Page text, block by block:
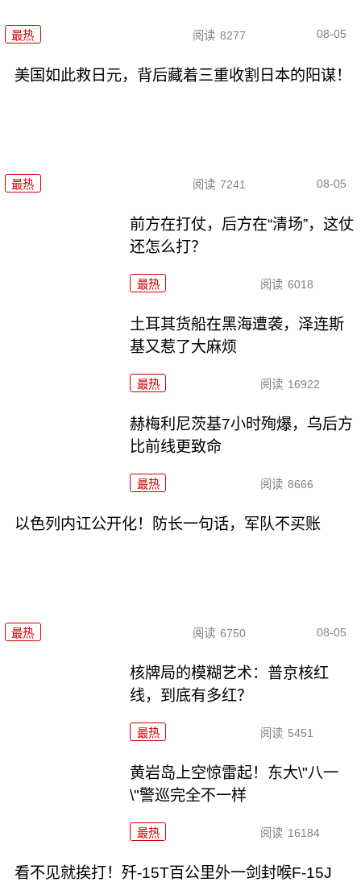
最热 阅读 8277 08-05
美国如此救日元，背后藏着三重收割日本的阳谋！
最热 阅读 7241 08-05
前方在打仗，后方在“清场”，这仗
还怎么打？
最热 阅读 6018
土耳其货船在黑海遭袭，泽连斯
基又惹了大麻烦
最热 阅读 16922
赫梅利尼茨基7小时殉爆，乌后方
比前线更致命
最热 阅读 8666
以色列内讧公开化！防长一句话，军队不买账
最热 阅读 6750 08-05
核牌局的模糊艺术：普京核红
线，到底有多红？
最热 阅读 5451
黄岩岛上空惊雷起！东大\"八一
\"警巡完全不一样
最热 阅读 16184
看不见就挨打！歼-15T百公里外一剑封喉F-15J